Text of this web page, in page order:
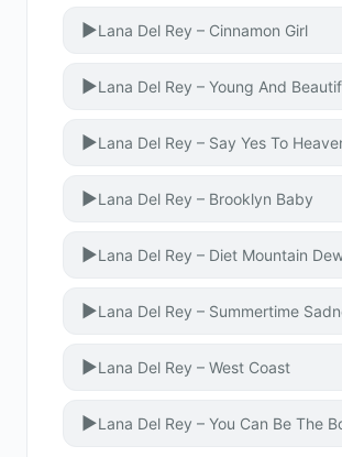
▶Lana Del Rey – Cinnamon Girl
▶Lana Del Rey – Young And
▶Lana Del Rey – Say Yes To
▶Lana Del Rey – Brooklyn Baby
▶Lana Del Rey – Diet Mountain
▶Lana Del Rey – Summertime
▶Lana Del Rey – West Coast
▶Lana Del Rey – You Can Be The